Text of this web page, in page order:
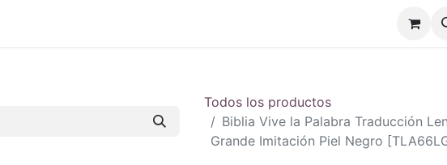
Todos los productos
Biblia Vive la Palabra Traducción
Grande Imitación Piel Negro